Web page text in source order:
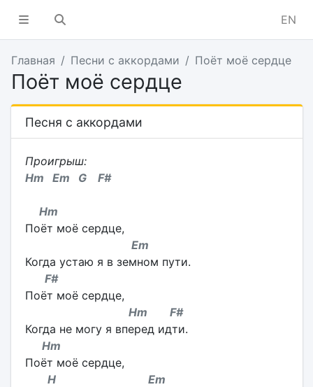
EN
Главная Песни с аккордами Поёт моё сердце
Поёт моё сердце
Песня с аккордами
Проигрыш:
Hm Em G F#
Hm
Поёт моё сердце,
Em
Когда устаю я в земном пути.
F#
Поёт моё сердце,
Hm F#
Когда не могу я вперед идти.
Hm
Поёт моё сердце,
H Em